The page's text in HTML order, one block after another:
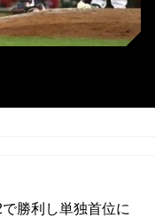
勝利し単独首位に